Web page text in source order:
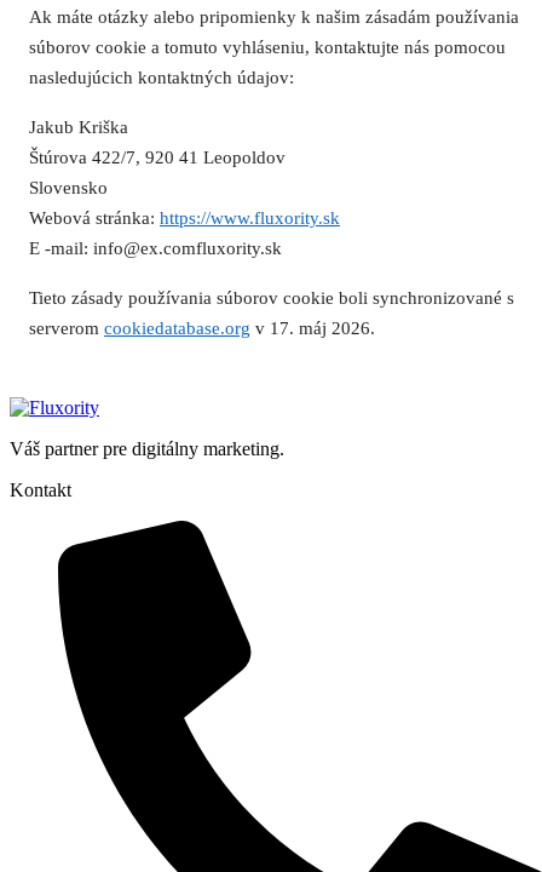
Ak máte otázky alebo pripomienky k našim zásadám používania
súborov cookie a tomuto vyhláseniu, kontaktujte nás pomocou
nasledujúcich kontaktných údajov:
Jakub Kriška
Štúrova 422/7, 920 41 Leopoldov
Slovensko
Webová stránka: https://www.fluxority.sk
E -mail: info@ex.comfluxority.sk
Tieto zásady používania súborov cookie boli synchronizované s
serverom cookiedatabase.org v 17. máj 2026.
Váš partner pre digitálny marketing.
Kontakt